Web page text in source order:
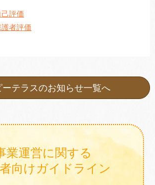
評価
者評価
ーテラスのお知らせ一覧へ
業運営に関する
向けガイドライン